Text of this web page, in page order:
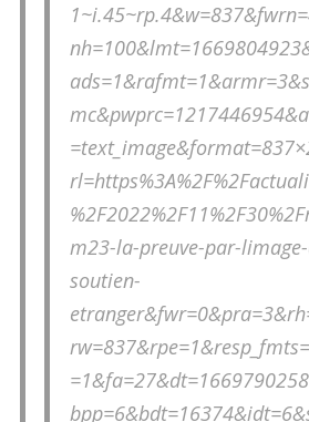
m23-la-preuve-par-
soutien-